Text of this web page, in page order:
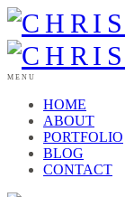
MENU
HOME
ABOUT
PORTFOLIO
BLOG
CONTACT